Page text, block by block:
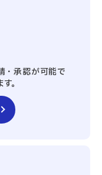
・承認が可能で
。